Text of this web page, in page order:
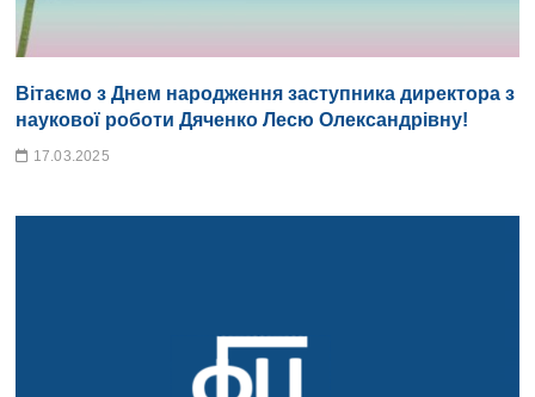
Вітаємо з Днем народження заступника директора з
наукової роботи Дяченко Лесю Олександрівну!
17.03.2025